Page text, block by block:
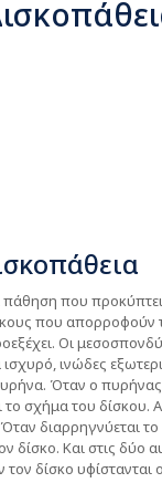
πάθηση που
που απορροφούν
Οι
ινώδες
Όταν ο πυρήνας
σχήμα του δίσκου.
διαρρηγνύεται
δίσκο. Και στις δύο
τον δίσκο υφίστανται